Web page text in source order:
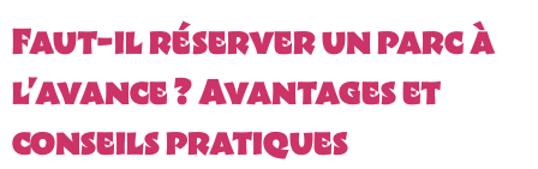
Faut-il réserver un parc à
l’avance ? Avantages et
conseils pratiques